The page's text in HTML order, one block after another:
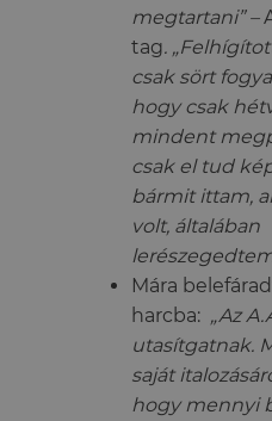
megtartani” –
tag.
csak sört
hogy csak
mindent
csak el tud
bármit ittam,
volt, általában
Mára
harcba: „Az
utasítgatnak.
saját
hogy mennyi